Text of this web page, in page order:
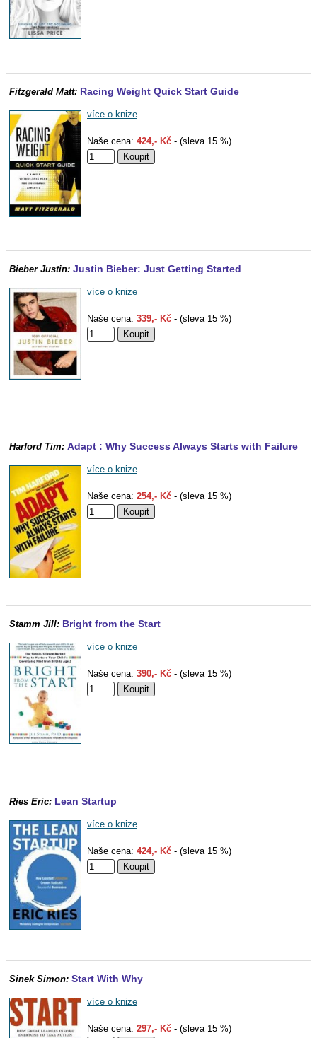
Fitzgerald Matt: Racing Weight Quick Start Guide
více o knize
Naše cena: 424,- Kč - (sleva 15 %)
Bieber Justin: Justin Bieber: Just Getting Started
více o knize
Naše cena: 339,- Kč - (sleva 15 %)
Harford Tim: Adapt : Why Success Always Starts with Failure
více o knize
Naše cena: 254,- Kč - (sleva 15 %)
Stamm Jill: Bright from the Start
více o knize
Naše cena: 390,- Kč - (sleva 15 %)
Ries Eric: Lean Startup
více o knize
Naše cena: 424,- Kč - (sleva 15 %)
Sinek Simon: Start With Why
více o knize
Naše cena: 297,- Kč - (sleva 15 %)